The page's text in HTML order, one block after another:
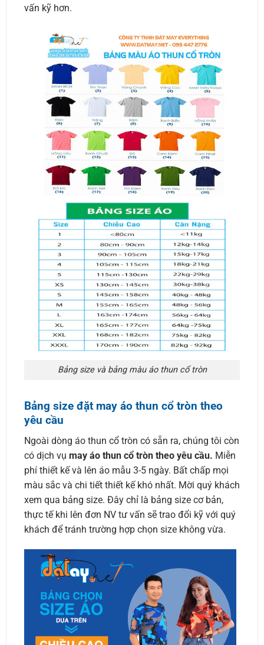
vấn kỹ hơn.
Bảng size và bảng màu áo thun cổ tròn
Bảng size đặt may áo thun cổ tròn theo
yêu cầu
Ngoài dòng áo thun cổ tròn có sẵn ra, chúng tôi còn
có dịch vụ may áo thun cổ tròn theo yêu cầu. Miễn
phí thiết kế và lên áo mẫu 3-5 ngày. Bất chấp mọi
màu sắc và chi tiết thiết kế khó nhất. Mời quý khách
xem qua bảng size. Đây chỉ là bảng size cơ bản,
thực tế khi lên đơn NV tư vấn sẽ trao đổi kỹ với quý
khách để tránh trường hợp chọn size không vừa.